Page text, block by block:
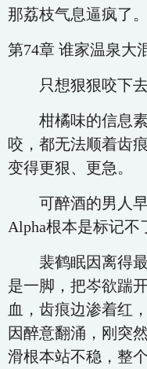
那荔枝气息逼疯了。
第74章 谁家温泉大
只想狠狠咬下去
柑橘味的信息素
咬，都无法顺着齿
变得更狠、更急。
可醉酒的男人早
Alpha根本是标记不
裴鹤眠因离得最
是一脚，把岑欲踹
血，齿痕边渗着红
因醉意翻涌，刚突
滑根本站不稳，整